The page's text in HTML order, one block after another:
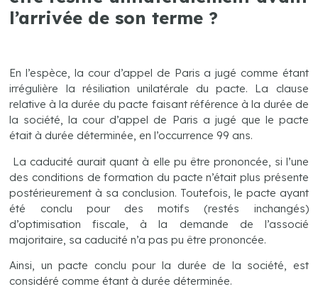
l’arrivée de son terme ?
En l’espèce, la cour d’appel de Paris a jugé comme étant
irrégulière la résiliation unilatérale du pacte. La clause
relative à la durée du pacte faisant référence à la durée de
la société, la cour d’appel de Paris a jugé que le pacte
était à durée déterminée, en l’occurrence 99 ans.
La caducité aurait quant à elle pu être prononcée, si l’une
des conditions de formation du pacte n’était plus présente
postérieurement à sa conclusion. Toutefois, le pacte ayant
été conclu pour des motifs (restés inchangés)
d’optimisation fiscale, à la demande de l’associé
majoritaire, sa caducité n’a pas pu être prononcée.
Ainsi, un pacte conclu pour la durée de la société, est
considéré comme étant à durée déterminée.